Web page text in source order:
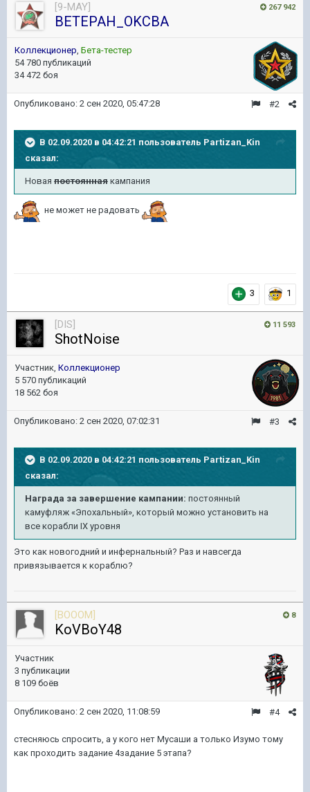
267 942
[9-MAY]
BETEPAH_OKCBA
Коллекционер, Бета-тестер
54 780 публикаций
34 472 боя
#2
Опубликовано: 2 сен 2020, 05:47:28
В 02.09.2020 в 04:42:21 пользователь Partizan_Kin
сказал:
Новая постоянная кампания
не может не радовать
3 1
11 593
[DIS]
ShotNoise
Участник, Коллекционер
5 570 публикаций
18 562 боя
#3
Опубликовано: 2 сен 2020, 07:02:31
В 02.09.2020 в 04:42:21 пользователь Partizan_Kin
сказал:
Награда за завершение кампании: постоянный
камуфляж «Эпохальный», который можно установить на
все корабли IX уровня
Это как новогодний и инфернальный? Раз и навсегда
привязывается к кораблю?
8
[BOOOM]
KoVBoY48
Участник
3 публикации
8 109 боёв
#4
Опубликовано: 2 сен 2020, 11:08:59
стесняюсь спросить, а у кого нет Мусаши а только Изумо тому
как проходить задание 4задание 5 этапа?